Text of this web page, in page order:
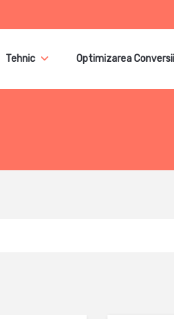
Tehnic Optimizarea